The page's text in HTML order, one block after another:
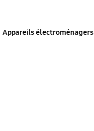
Appareils électroménagers